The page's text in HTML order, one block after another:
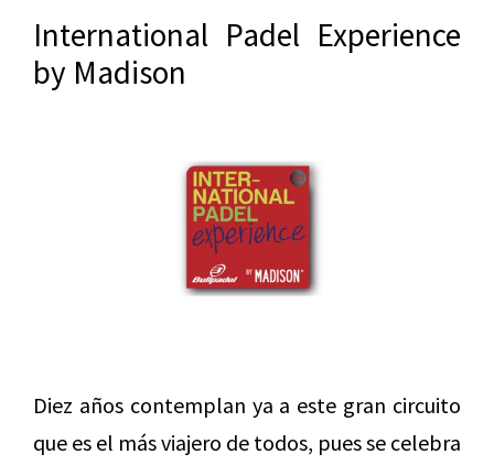
International Padel Experience
by Madison
Diez años contemplan ya a este gran circuito
que es el más viajero de todos, pues se celebra